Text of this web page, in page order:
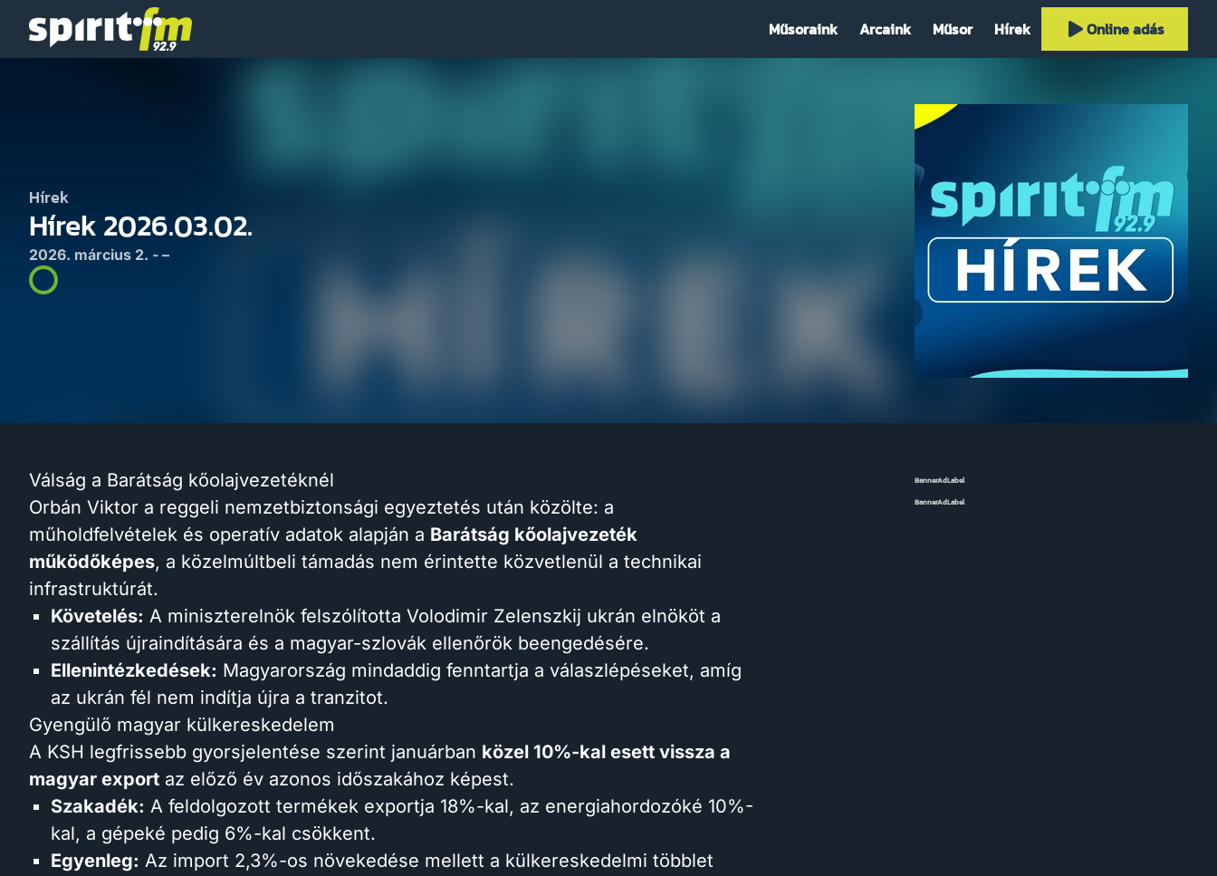
Spirit
Műsoraink Arcaink Műsor Hírek Online adás
Hírek
Hírek 2026.03.02.
2026. március 2. - –
BannerAdLabel
BannerAdLabel
Válság a Barátság kőolajvezetéknél
Orbán Viktor a reggeli nemzetbiztonsági egyeztetés után közölte: a
műholdfelvételek és operatív adatok alapján a Barátság kőolajvezeték
működőképes, a közelmúltbeli támadás nem érintette közvetlenül a technikai
infrastruktúrát.
Követelés: A miniszterelnök felszólította Volodimir Zelenszkij ukrán elnököt a
szállítás újraindítására és a magyar-szlovák ellenőrök beengedésére.
Ellenintézkedések: Magyarország mindaddig fenntartja a válaszlépéseket, amíg
az ukrán fél nem indítja újra a tranzitot.
Gyengülő magyar külkereskedelem
A KSH legfrissebb gyorsjelentése szerint januárban közel 10%-kal esett vissza a
magyar export az előző év azonos időszakához képest.
Szakadék: A feldolgozott termékek exportja 18%-kal, az energiahordozóké 10%-
kal, a gépeké pedig 6%-kal csökkent.
Egyenleg: Az import 2,3%-os növekedése mellett a külkereskedelmi többlet